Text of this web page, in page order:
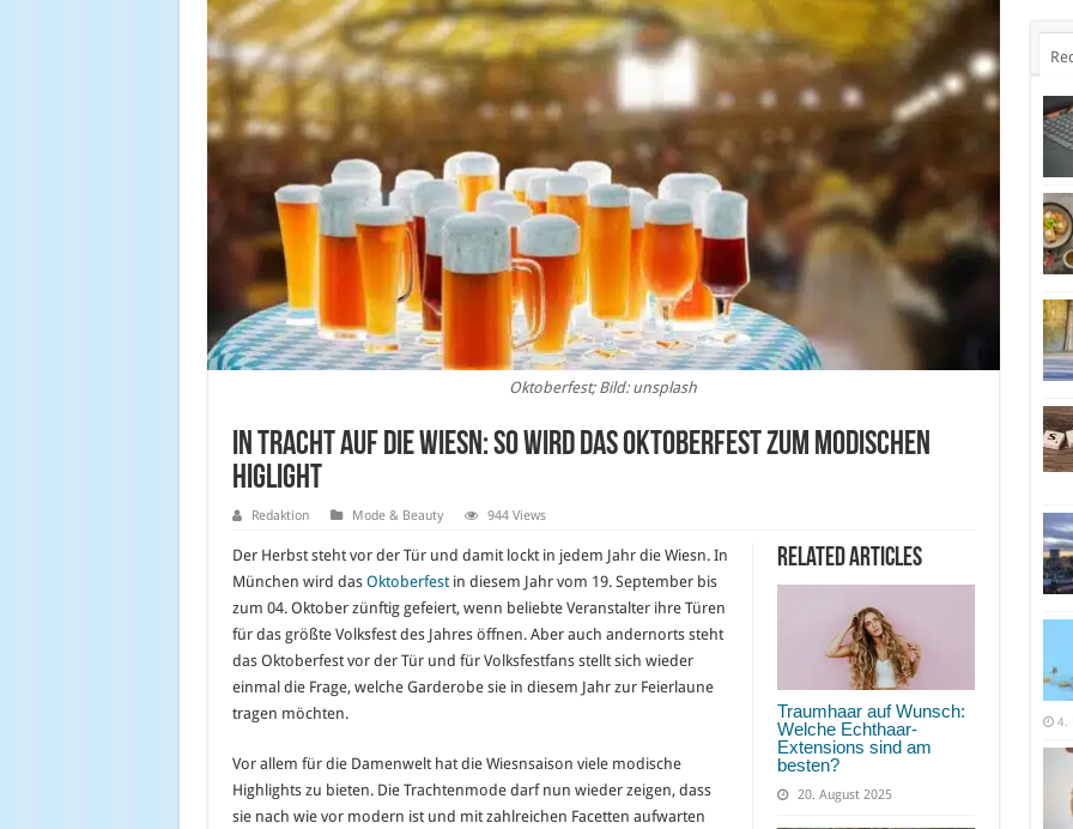
Oktoberfest; Bild: unsplash
In Tracht auf die Wiesn: So wird das Oktoberfest zum modischen
Higlight
Redaktion Mode & Beauty 944 Views
Related Articles
Traumhaar auf Wunsch:
Welche Echthaar-
Extensions sind am
besten?
20. August 2025
Der Herbst steht vor der Tür und damit lockt in jedem Jahr die Wiesn. In
München wird das Oktoberfestin diesem Jahr vom 19. September bis
zum 04. Oktober zünftig gefeiert, wenn beliebte Veranstalter ihre Türen
für das größte Volksfest des Jahres öffnen. Aber auch andernorts steht
das Oktoberfest vor der Tür und für Volksfestfans stellt sich wieder
einmal die Frage, welche Garderobe sie in diesem Jahr zur Feierlaune
tragen möchten.
Vor allem für die Damenwelt hat die Wiesnsaison viele modische
Highlights zu bieten. Die Trachtenmode darf nun wieder zeigen, dass
sie nach wie vor modern ist und mit zahlreichen Facetten aufwarten
4.